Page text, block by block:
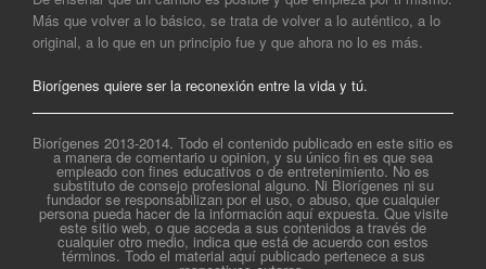
Más que volver a lo básico, se trata de volver a lo auténtico, a lo
original, a lo que en un principio fue y que ahora no lo es más.
Biorígenes quiere ser la reconexión entre la vida y tú.
Biorígenes 2013-2014. Todo el contenido publicado en este sitio es
a manera de comentario u opinion, y su único fin es que sea
empleado con fines educativos o de entretenimiento. No es
substituto de consejo profesional alguno. Ni Biorígenes ni su
fundador se responsabilizan por el uso, o abuso, que cualquier
persona pueda hacer de la información aquí expuesta. Que visite
este sitio web, o que acceda a sus contenidos a través de
cualquier otro medio, indica que está de acuerdo con estos
términos. Todo el material aquí publicado pertenece a sus